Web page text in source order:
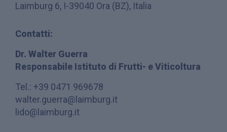
Laimburg 6, I-39040 Ora (BZ), Italia
Contatti:
Dr. Walter Guerra
Responsabile Istituto di Frutti- e Viticoltura
Tel.: +39 0471 969678
walter.guerra@laimburg.it
lido@laimburg.it